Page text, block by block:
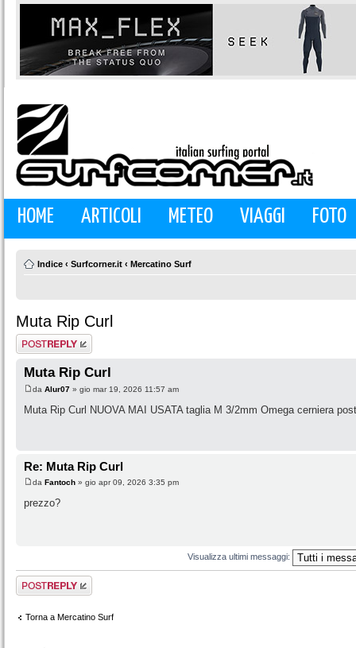
HOME ARTICOLI METEO VIAGGI FOTO
Indice ‹ Surfcorner.it ‹ Mercatino Surf
Muta Rip Curl
Rispondi al
messaggio
Muta Rip Curl
da Alur07 » gio mar 19, 2026 11:57 am
Muta Rip Curl NUOVA MAI USATA taglia M 3/2mm Omega cerniera
Re: Muta Rip Curl
da Fantoch » gio apr 09, 2026 3:35 pm
prezzo?
Visualizza ultimi messaggi:
Rispondi al
messaggio
Torna a Mercatino Surf